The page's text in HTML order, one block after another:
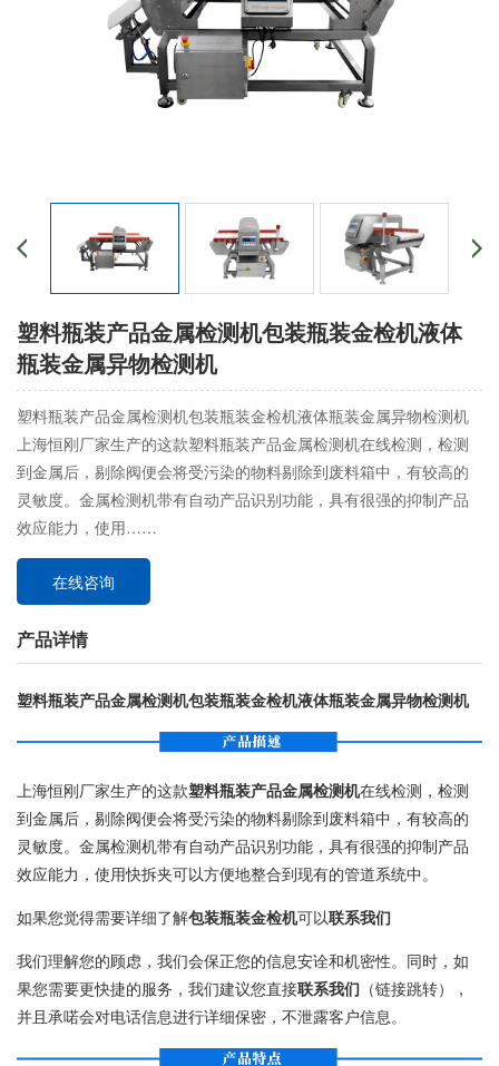
塑料瓶装产品金属检测机包装瓶装金检机液体
瓶装金属异物检测机
塑料瓶装产品金属检测机包装瓶装金检机液体瓶装金属异物检测机
上海恒刚厂家生产的这款塑料瓶装产品金属检测机在线检测，检测
到金属后，剔除阀便会将受污染的物料剔除到废料箱中，有较高的
灵敏度。金属检测机带有自动产品识别功能，具有很强的抑制产品
效应能力，使用……
在线咨询
产品详情
塑料瓶装产品金属检测机包装瓶装金检机液体瓶装金属异物检测机
上海恒刚厂家生产的这款塑料瓶装产品金属检测机在线检测，检测
到金属后，剔除阀便会将受污染的物料剔除到废料箱中，有较高的
灵敏度。金属检测机带有自动产品识别功能，具有很强的抑制产品
效应能力，使用快拆夹可以方便地整合到现有的管道系统中。
如果您觉得需要详细了解包装瓶装金检机可以联系我们
我们理解您的顾虑，我们会保正您的信息安诠和机密性。同时，如
果您需要更快捷的服务，我们建议您直接联系我们 （链接跳转），
并且承喏会对电话信息进行详细保密，不泄露客户信息。